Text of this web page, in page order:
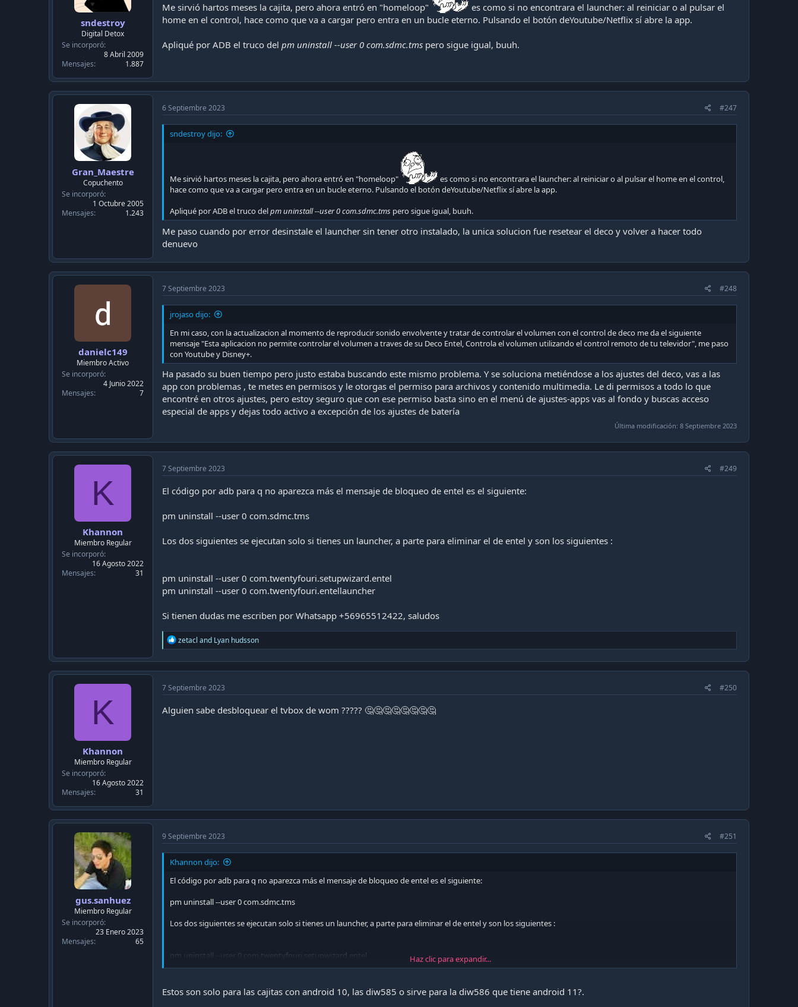
sndestroy
Digital Detox
Se incorporó
8 Abril 2009
Mensajes
1.887
Me sirvió hartos meses la cajita, pero ahora entró en "homeloop"
es como si no encontrara el launcher: al reiniciar o al pulsar el
home en el control, hace como que va a cargar pero entra en un bucle eterno. Pulsando el botón deYoutube/Netflix sí abre la app.
Apliqué por ADB el truco del pm uninstall --user 0 com.sdmc.tms pero sigue igual, buuh.
Gran_Maestre
Copuchento
Se incorporó
1 Octubre 2005
Mensajes
1.243
6 Septiembre 2023 #247
sndestroy dijo:
Me sirvió hartos meses la cajita, pero ahora entró en "homeloop"
es como si no encontrara el launcher: al reiniciar o al pulsar el home en el control,
hace como que va a cargar pero entra en un bucle eterno. Pulsando el botón deYoutube/Netflix sí abre la app.
Apliqué por ADB el truco delpm uninstall --user 0 com.sdmc.tms pero sigue igual, buuh.
Me paso cuando por error desinstale el launcher sin tener otro instalado, la unica solucion fue resetear el deco y volver a hacer todo
denuevo
danielc149
Miembro Activo
Se incorporó
4 Junio 2022
Mensajes
7
7 Septiembre 2023 #248
jrojaso dijo:
En mi caso, con la actualizacion al momento de reproducir sonido envolvente y tratar de controlar el volumen con el control de deco me da el siguiente
mensaje "Esta aplicacion no permite controlar el volumen a traves de su Deco Entel, Controla el volumen utilizando el control remoto de tu televidor", me paso
con Youtube y Disney+.
Ha pasado su buen tiempo pero justo estaba buscando este mismo problema. Y se soluciona metiéndose a los ajustes del deco, vas a las
app con problemas , te metes en permisos y le otorgas el permiso para archivos y contenido multimedia. Le di permisos a todo lo que
encontré en otros ajustes, pero estoy seguro que con ese permiso basta sino en el menú de ajustes-apps vas al fondo y buscas acceso
especial de apps y dejas todo activo a excepción de los ajustes de batería
Última modificación: 8 Septiembre 2023
K
Khannon
Miembro Regular
Se incorporó
16 Agosto 2022
Mensajes
31
7 Septiembre 2023 #249
El código por adb para q no aparezca más el mensaje de bloqueo de entel es el siguiente:
pm uninstall --user 0 com.sdmc.tms
Los dos siguientes se ejecutan solo si tienes un launcher, a parte para eliminar el de entel y son los siguientes :
pm uninstall --user 0 com.twentyfouri.setupwizard.entel
pm uninstall --user 0 com.twentyfouri.entellauncher
Si tienen dudas me escriben por Whatsapp +56965512422, saludos
R
e
i
o
s
zetacl and Lyan hudsson
K
Khannon
Miembro Regular
Se incorporó
16 Agosto 2022
Mensajes
31
7 Septiembre 2023 #250
Alguien sabe desbloquear el tvbox de wom ????? 🤔🤔🤔🤔🤔🤔🤔🤔
gus.sanhuez
Miembro Regular
Se incorporó
23 Enero 2023
Mensajes
65
9 Septiembre 2023 #251
Khannon dijo:
El código por adb para q no aparezca más el mensaje de bloqueo de entel es el siguiente:
pm uninstall --user 0 com.sdmc.tms
Los dos siguientes se ejecutan solo si tienes un launcher, a parte para eliminar el de entel y son los siguientes :
pm uninstall --user 0 com.twentyfouri.setupwizard.entel
pm uninstall --user 0 com.twentyfouri.entellauncher
Si tienen dudas me escriben por Whatsapp +56965512422, saludos
Haz clic para expandir...
Estos son solo para las cajitas con android 10, las diw585 o sirve para la diw586 que tiene android 11?.